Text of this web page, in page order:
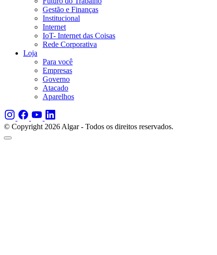
Gestão e Finanças
Institucional
Internet
IoT- Internet das Coisas
Rede Corporativa
Loja
Para você
Empresas
Governo
Atacado
Aparelhos
© Copyright 2026 Algar - Todos os direitos reservados.